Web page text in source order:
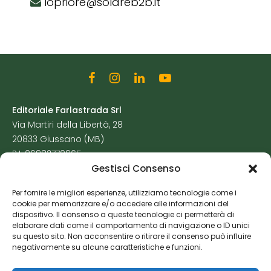
Gestisci Consenso
Per fornire le migliori esperienze, utilizziamo tecnologie come i
cookie per memorizzare e/o accedere alle informazioni del
dispositivo. Il consenso a queste tecnologie ci permetterà di
elaborare dati come il comportamento di navigazione o ID unici
su questo sito. Non acconsentire o ritirare il consenso può influire
negativamente su alcune caratteristiche e funzioni.
Editoriale Farlastrada Srl
Via Martiri della Libertà, 28
20833 Giussano (MB)
P.I. 06982770965
Cookie Policy
Risorse Aggiuntive